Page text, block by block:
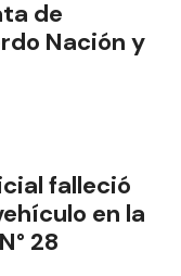
de
Nación y
falleció
en la
28